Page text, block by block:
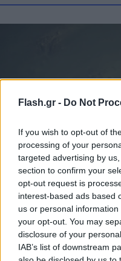
Flash.gr - Do Not
If you wish to opt-out of
processing of your
targeted advertising by
section to confirm your
opt-out request is
interest-based ads based
us or personal
your opt-out. You may
disclosure of your
IAB’s list of downstream